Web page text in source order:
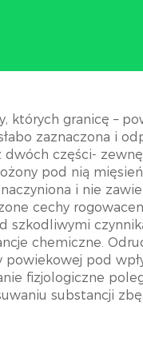
których granicę –
zaznaczona i
dwóch części-
pod nią
i nie
cechy
szkodliwymi
chemiczne.
powiekowej pod
fizjologiczne
substancji